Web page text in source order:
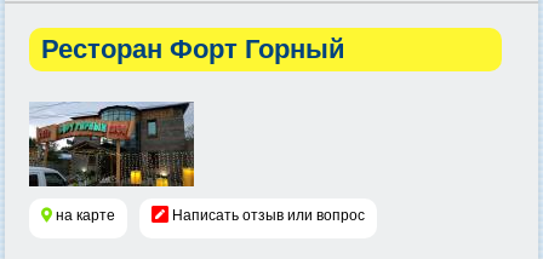
Ресторан Форт Горный
на карте Написать отзыв или вопрос